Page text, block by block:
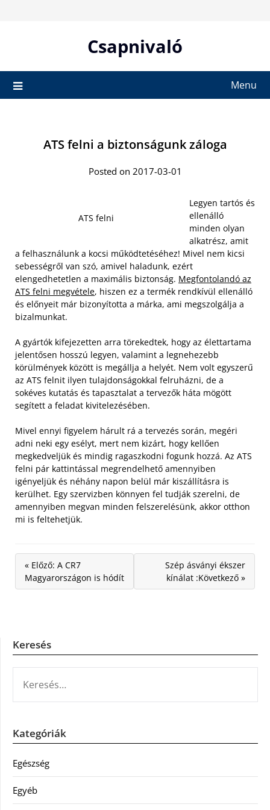
Csapnivaló
Menu
ATS felni a biztonságunk záloga
Posted on 2017-03-01
ATS felni
Legyen tartós és
ellenálló
minden olyan
alkatrész, amit
a felhasználunk a kocsi működtetéséhez! Mivel nem kicsi
sebességről van szó, amivel haladunk, ezért
elengedhetetlen a maximális biztonság. Megfontolandó az
ATS felni megvétele, hiszen ez a termék rendkívül ellenálló
és előnyeit már bizonyította a márka, ami megszolgálja a
bizalmunkat.
A gyártók kifejezetten arra törekedtek, hogy az élettartama
jelentősen hosszú legyen, valamint a legnehezebb
körülmények között is megállja a helyét. Nem volt egyszerű
az ATS felnit ilyen tulajdonságokkal felruházni, de a
sokéves kutatás és tapasztalat a tervezők háta mögött
segített a feladat kivitelezésében.
Mivel ennyi figyelem hárult rá a tervezés során, megéri
adni neki egy esélyt, mert nem kizárt, hogy kellően
megkedveljük és mindig ragaszkodni fogunk hozzá. Az ATS
felni pár kattintással megrendelhető amennyiben
igényeljük és néhány napon belül már kiszállításra is
kerülhet. Egy szervizben könnyen fel tudják szerelni, de
amennyiben megvan minden felszerelésünk, akkor otthon
mi is feltehetjük.
« Előző: A CR7
Magyarországon is hódít
Szép ásványi ékszer
kínálat :Következő »
Keresés
Kategóriák
Egészség
Egyéb